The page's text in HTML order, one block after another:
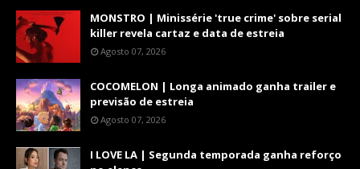
MONSTRO | Minissérie 'true crime' sobre serial
killer revela cartaz e data de estreia
Agosto 07, 2026
COCOMELON | Longa animado ganha trailer e
previsão de estreia
Agosto 07, 2026
I LOVE LA | Segunda temporada ganha reforço